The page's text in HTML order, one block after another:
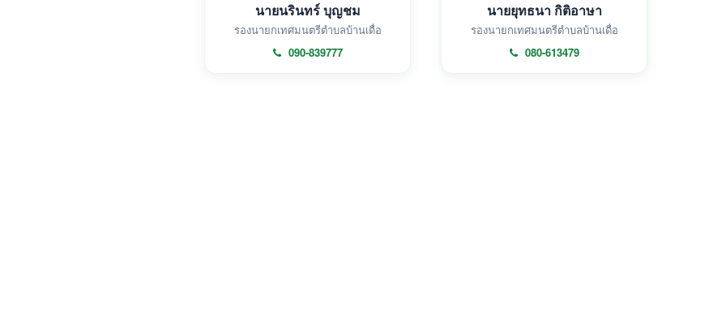
นายนรินทร์ บุญชม
รองนายกเทศมนตรีตำบลบ้านเดื่อ
090-839777
นายยุทธนา กิติอาษา
รองนายกเทศมนตรีตำบลบ้านเดื่อ
080-613479